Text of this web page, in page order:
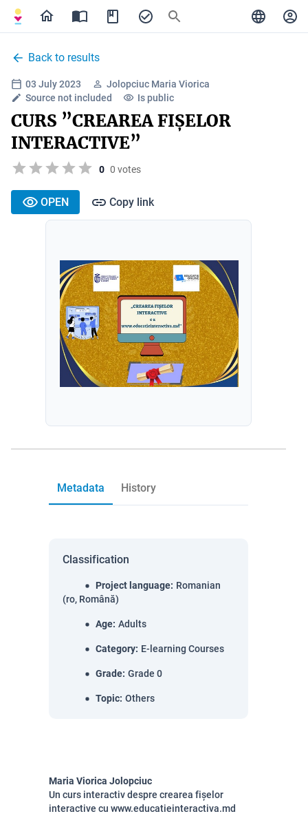
Back to results
03 July 2023
Jolopciuc Maria Viorica
Source not included
Is public
CURS ”CREAREA FIȘELOR
INTERACTIVE”
0 0 votes
OPEN Copy link
Metadata History
Classification
Project language: Romanian
(ro, Română)
Age: Adults
Category: E-learning Courses
Grade: Grade 0
Topic: Others
Maria Viorica Jolopciuc
Un curs interactiv despre crearea fișelor
interactive cu www.educatieinteractiva.md